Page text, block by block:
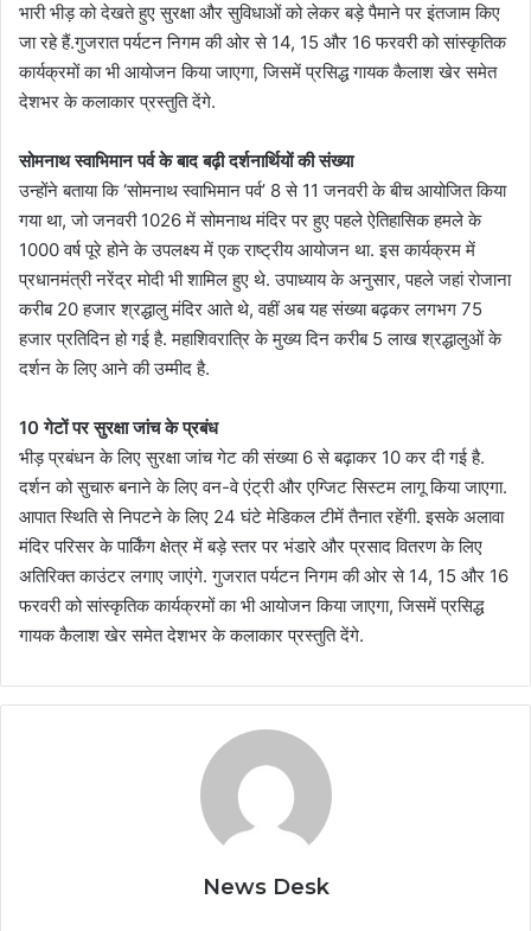
भारी भीड़ को देखते हुए सुरक्षा और सुविधाओं को लेकर बड़े पैमाने पर इंतजाम किए
जा रहे हैं.गुजरात पर्यटन निगम की ओर से 14, 15 और 16 फरवरी को सांस्कृतिक
कार्यक्रमों का भी आयोजन किया जाएगा, जिसमें प्रसिद्ध गायक कैलाश खेर समेत
देशभर के कलाकार प्रस्तुति देंगे.
सोमनाथ स्वाभिमान पर्व के बाद बढ़ी दर्शनार्थियों की संख्या
उन्होंने बताया कि ‘सोमनाथ स्वाभिमान पर्व’ 8 से 11 जनवरी के बीच आयोजित किया
गया था, जो जनवरी 1026 में सोमनाथ मंदिर पर हुए पहले ऐतिहासिक हमले के
1000 वर्ष पूरे होने के उपलक्ष्य में एक राष्ट्रीय आयोजन था. इस कार्यक्रम में
प्रधानमंत्री नरेंद्र मोदी भी शामिल हुए थे. उपाध्याय के अनुसार, पहले जहां रोजाना
करीब 20 हजार श्रद्धालु मंदिर आते थे, वहीं अब यह संख्या बढ़कर लगभग 75
हजार प्रतिदिन हो गई है. महाशिवरात्रि के मुख्य दिन करीब 5 लाख श्रद्धालुओं के
दर्शन के लिए आने की उम्मीद है.
10 गेटों पर सुरक्षा जांच के प्रबंध
भीड़ प्रबंधन के लिए सुरक्षा जांच गेट की संख्या 6 से बढ़ाकर 10 कर दी गई है.
दर्शन को सुचारु बनाने के लिए वन-वे एंट्री और एग्जिट सिस्टम लागू किया जाएगा.
आपात स्थिति से निपटने के लिए 24 घंटे मेडिकल टीमें तैनात रहेंगी. इसके अलावा
मंदिर परिसर के पार्किंग क्षेत्र में बड़े स्तर पर भंडारे और प्रसाद वितरण के लिए
अतिरिक्त काउंटर लगाए जाएंगे. गुजरात पर्यटन निगम की ओर से 14, 15 और 16
फरवरी को सांस्कृतिक कार्यक्रमों का भी आयोजन किया जाएगा, जिसमें प्रसिद्ध
गायक कैलाश खेर समेत देशभर के कलाकार प्रस्तुति देंगे.
News Desk